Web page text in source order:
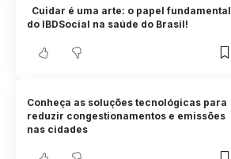
Cuidar é uma arte: o papel fundamental
do IBDSocial na saúde do Brasil!
Conheça as soluções tecnológicas para
reduzir congestionamentos e emissões
nas cidades